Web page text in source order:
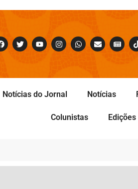
Notícias do Jornal Notícias
Colunistas